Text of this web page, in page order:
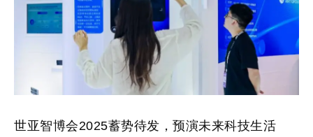
世亚智博会2025蓄势待发，预演未来科技生活